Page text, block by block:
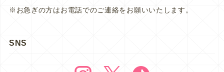
※お急ぎの方はお電話でのご連絡をお願いいたします。
SNS